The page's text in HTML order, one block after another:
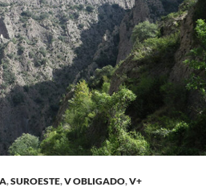
,SUROESTE,V OBLIGADO,V+